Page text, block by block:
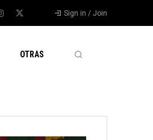
Sign in / Join
OTRAS